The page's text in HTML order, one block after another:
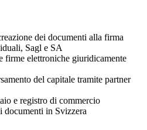
dei documenti alla firma
Sagl e SA
firme elettroniche giuridicamente
del capitale tramite partner
e registro di commercio
documenti in Svizzera